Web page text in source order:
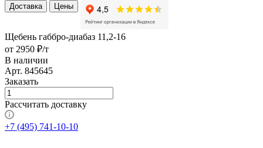
Доставка Цены
Щебень габбро-диабаз 11,2-16
от 2950 ₽/т
В наличии
Арт. 845645
Заказать
Рассчитать доставку
+7 (495) 741-10-10